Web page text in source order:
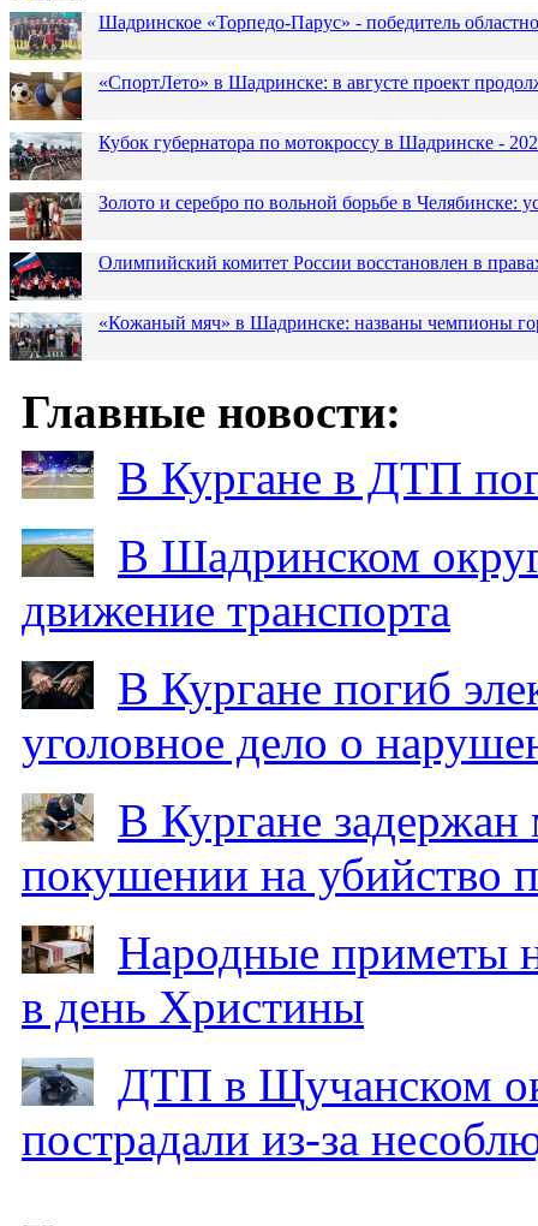
Шадринское «Торпедо-Парус» - победитель
«СпортЛето» в Шадринске: в августе проект
Кубок губернатора по мотокроссу в Шадринске -
Золото и серебро по вольной борьбе в Челябинске:
Олимпийский комитет России восстановлен в
«Кожаный мяч» в Шадринске: названы чемпионы
Главные новости:
В Кургане в ДТП
В Шадринском
движение транспорта
В Кургане погиб
уголовное дело о
В Кургане
покушении на убийство
Народные приметы
в день Христины
ДТП в Щучанском
пострадали из-за